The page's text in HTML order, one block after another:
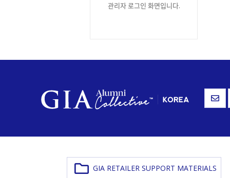
관리자 로그인 화면입니다.
GIA RETAILER SUPPORT MATERIALS